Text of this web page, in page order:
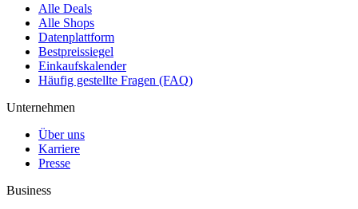
Alle Deals
Alle Shops
Datenplattform
Bestpreissiegel
Einkaufskalender
Häufig gestellte Fragen (FAQ)
Unternehmen
Über uns
Karriere
Presse
Business